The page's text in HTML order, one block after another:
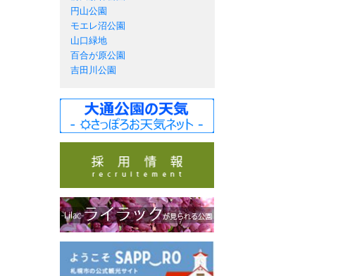
円山公園
モエレ沼公園
山口緑地
百合が原公園
吉田川公園